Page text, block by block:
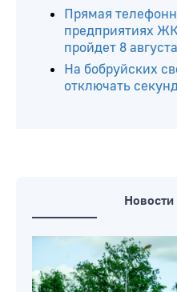
В свободном
Бобруйска скоро
аттракцион
В Бобруйске
обменяться
отключать